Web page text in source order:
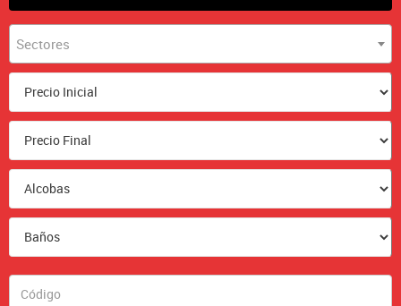
Sectores